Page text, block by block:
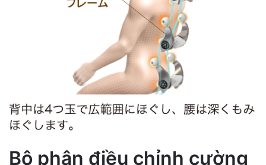
Bộ phận điều chỉnh cường